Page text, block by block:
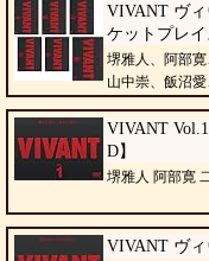
VIVANT ヴ
ケットプレ
堺雅人、阿部
山中崇、飯沼
VIVANT
D】
堺雅人 阿部寛
VIVANT ヴ